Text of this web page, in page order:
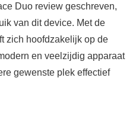
Duo review geschreven,
van dit device. Met de
zich hoofdzakelijk op de
en veelzijdig apparaat
gewenste plek effectief